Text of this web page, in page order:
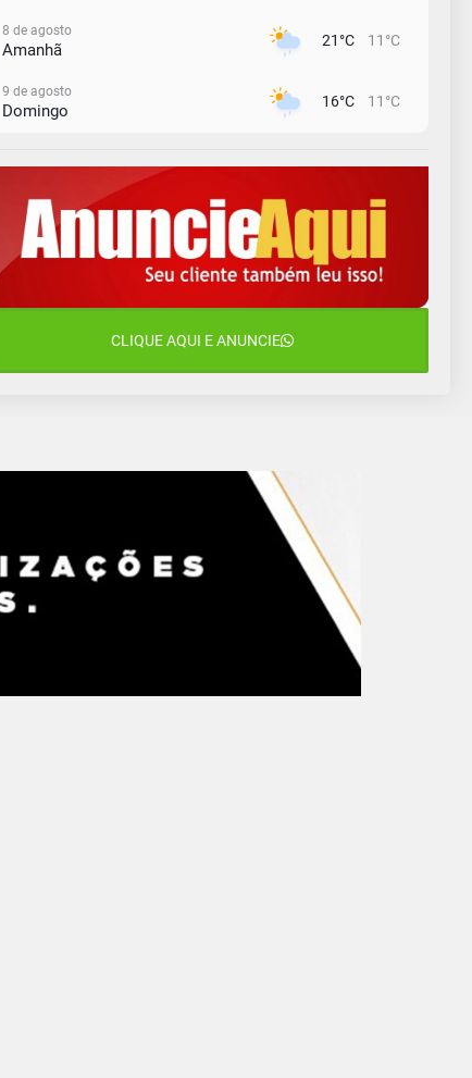
8 de agosto
Amanhã 21°C 11°C
9 de agosto
Domingo 16°C 11°C
Segunda-Feira
11 de agosto
Terça-Feira
12 de agosto
14°C 11°C
CLIQUE AQUI E ANUNCIE